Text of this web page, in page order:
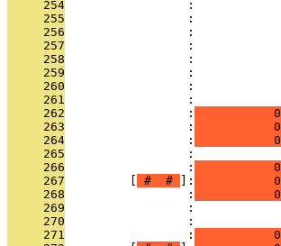
     254
:
     255
:
     256
:
     257
:
     258
:
     259
:
     260
:
     261
:
     262
                 :
     263
                 :
     264
                 :
     265
:
     266
                 :
     267
# # ]:
     268
                 :
     269
:
     270
:
     271
                 :